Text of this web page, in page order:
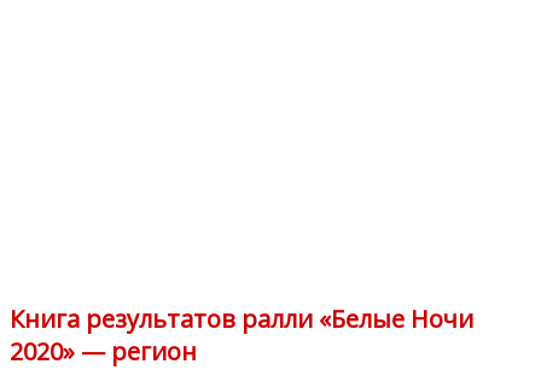
Книга результатов ралли «Белые Ночи
2020» — регион